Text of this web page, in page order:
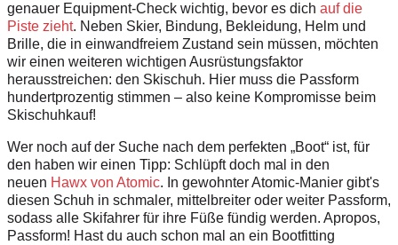
genauer Equipment-Check wichtig, bevor es dich auf die
Piste zieht. Neben Skier, Bindung, Bekleidung, Helm und
Brille, die in einwandfreiem Zustand sein müssen, möchten
wir einen weiteren wichtigen Ausrüstungsfaktor
herausstreichen: den Skischuh. Hier muss die Passform
hundertprozentig stimmen – also keine Kompromisse beim
Skischuhkauf!
Wer noch auf der Suche nach dem perfekten „Boot“ ist, für
den haben wir einen Tipp: Schlüpft doch mal in den
neuen Hawx von Atomic. In gewohnter Atomic-Manier gibt's
diesen Schuh in schmaler, mittelbreiter oder weiter Passform,
sodass alle Skifahrer für ihre Füße fündig werden. Apropos,
Passform! Hast du auch schon mal an ein Bootfitting